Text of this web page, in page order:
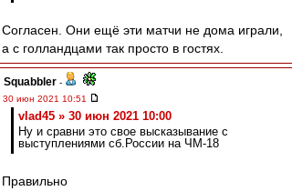
Согласен. Они ещё эти матчи не дома играли,
а с голландцами так просто в гостях.
Squabbler -
30 июн 2021 10:51
vlad45 » 30 июн 2021 10:00
Ну и сравни это свое высказывание с
выступлениями сб.России на ЧМ-18
Правильно